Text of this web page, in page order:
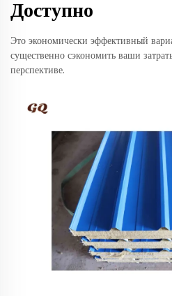
Доступно
Это экономически эффективный
существенно сэкономить ваши
перспективе.